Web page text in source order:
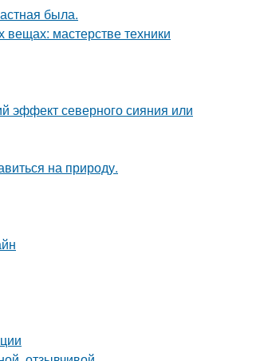
была.
вещах: мастерстве техники
эффект северного сияния или
на природу.